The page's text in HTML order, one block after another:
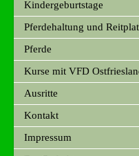
Kindergeburtstage
Pferdehaltung und
Pferde
Kurse mit VFD
Ausritte
Kontakt
Impressum